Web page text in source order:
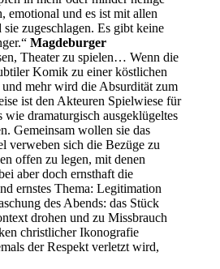
emotional und es ist mit allen
zugeschlagen. Es gibt keine
Magdeburger
Theater zu spielen… Wenn die
Komik zu einer köstlichen
mehr wird die Absurdität zum
ist den Akteuren Spielwiese für
dramaturgisch ausgeklügeltes
Gemeinsam wollen sie das
verweben sich die Bezüge zu
offen zu legen, mit denen
aber doch ernsthaft die
ernstes Thema: Legitimation
des Abends: das Stück
drohen und zu Missbrauch
christlicher Ikonografie
der Respekt verletzt wird,